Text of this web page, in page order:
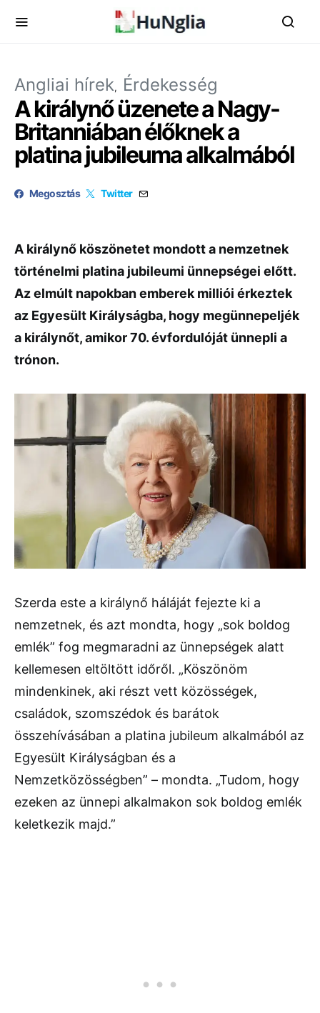
Angliai hírek Érdekesség
A királynő üzenete a Nagy-
Britanniában élőknek a
platina jubileuma alkalmából
Megosztás Twitter
A királynő köszönetet mondott a nemzetnek
történelmi platina jubileumi ünnepségei előtt.
Az elmúlt napokban emberek milliói érkeztek
az Egyesült Királyságba, hogy megünnepeljék
a királynőt, amikor 70. évfordulóját ünnepli a
trónon.
Szerda este a királynő háláját fejezte ki a
nemzetnek, és azt mondta, hogy „sok boldog
emlék” fog megmaradni az ünnepségek alatt
kellemesen eltöltött időről. „Köszönöm
mindenkinek, aki részt vett közösségek,
családok, szomszédok és barátok
összehívásában a platina jubileum alkalmából az
Egyesült Királyságban és a
Nemzetközösségben” – mondta. „Tudom, hogy
ezeken az ünnepi alkalmakon sok boldog emlék
keletkezik majd.”